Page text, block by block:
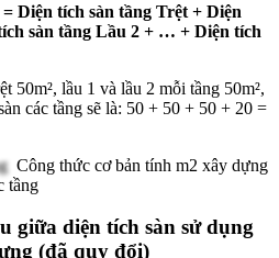
Diện tích sàn tầng Trệt + Diện
sàn tầng Lầu 2 + … + Diện tích
50m², lầu 1 và lầu 2 mỗi tầng 50m²,
các tầng sẽ là: 50 + 50 + 50 + 20 =
Công thức cơ bản tính m2 xây dựng
tầng
giữa diện tích sàn sử dụng
(đã quy đổi)